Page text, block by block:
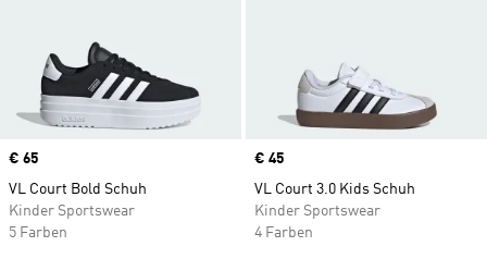
Price
€ 65
VL Court Bold Schuh
Kinder Sportswear
5 Farben
Price
€ 45
VL Court 3.0 Kids Schuh
Kinder Sportswear
4 Farben